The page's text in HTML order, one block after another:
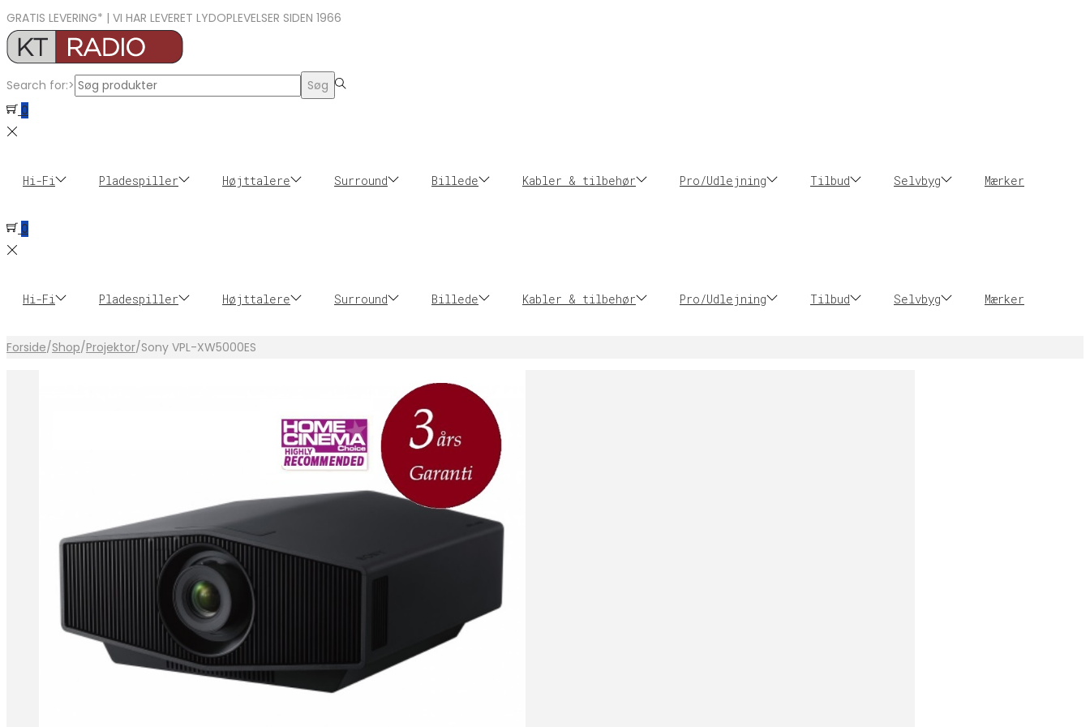
GRATIS LEVERING* | VI HAR LEVERET LYDOPLEVELSER SIDEN 1966
Search for:>
Søg
0
Hi-Fi Pladespiller Højttalere Surround Billede Kabler & tilbehør Pro/Udlejning Tilbud Selvbyg Mærker
0
Hi-Fi Pladespiller Højttalere Surround Billede Kabler & tilbehør Pro/Udlejning Tilbud Selvbyg Mærker
Forside/Shop/Projektor/Sony VPL-XW5000ES